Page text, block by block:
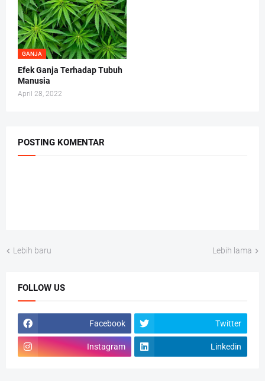
GANJA
Efek Ganja Terhadap Tubuh
Manusia
April 28, 2022
POSTING KOMENTAR
Lebih baru Lebih lama
FOLLOW US
Facebook Twitter
Instagram Linkedin